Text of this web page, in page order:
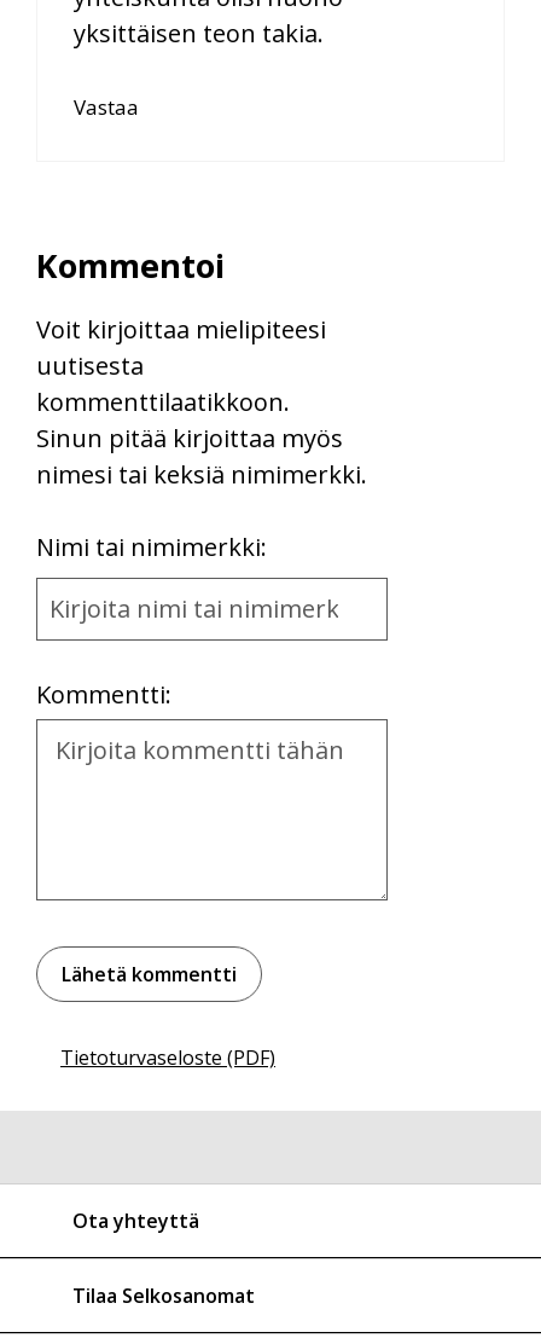
yksittäisen teon takia.
Vastaa
Kommentoi
Voit kirjoittaa mielipiteesi
uutisesta
kommenttilaatikkoon.
Sinun pitää kirjoittaa myös
nimesi tai keksiä nimimerkki.
Nimi tai nimimerkki:
Name
and
Kommentti:
Kommentti
Tietoturvaseloste (PDF)
Ota yhteyttä
Tilaa Selkosanomat